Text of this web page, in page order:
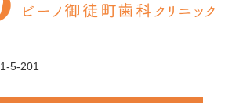
5-201